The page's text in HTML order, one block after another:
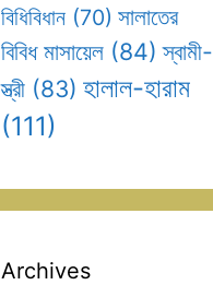
বিধিবিধান (70) সালাতের
বিবিধ মাসায়েল (84) স্বামী-
স্ত্রী (83) হালাল-হারাম
(111)
Archives